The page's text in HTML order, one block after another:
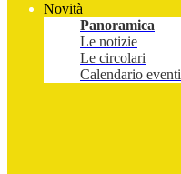
Novità
Panoramica
Le notizie
Le circolari
Calendario eventi